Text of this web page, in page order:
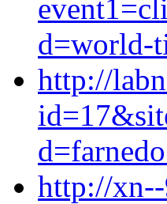
d=world-
http://
http://